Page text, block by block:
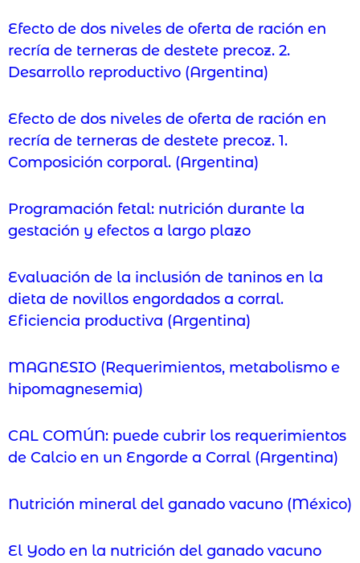
Efecto de dos niveles de oferta de ración en
recría de terneras de destete precoz. 2.
Desarrollo reproductivo (Argentina)
Efecto de dos niveles de oferta de ración en
recría de terneras de destete precoz. 1.
Composición corporal. (Argentina)
Programación fetal: nutrición durante la
gestación y efectos a largo plazo
Evaluación de la inclusión de taninos en la
dieta de novillos engordados a corral.
Eficiencia productiva (Argentina)
MAGNESIO (Requerimientos, metabolismo e
hipomagnesemia)
CAL COMÚN: puede cubrir los requerimientos
de Calcio en un Engorde a Corral (Argentina)
Nutrición mineral del ganado vacuno (México)
El Yodo en la nutrición del ganado vacuno